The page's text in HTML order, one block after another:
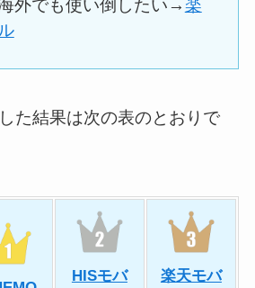
外でも使い倒したい→楽
た結果は次の表のとおりで
HISモバ
楽天モバ